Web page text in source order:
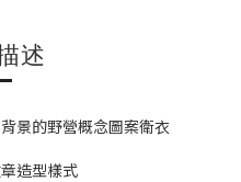
述
景的野營概念圖案衛衣
造型樣式